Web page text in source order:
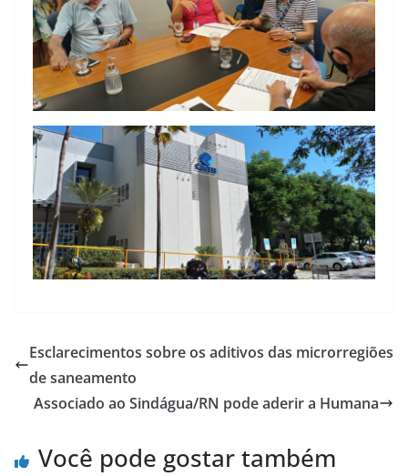
Esclarecimentos sobre os aditivos das microrregiões
de saneamento
Associado ao Sindágua/RN pode aderir a Humana
Você pode gostar também